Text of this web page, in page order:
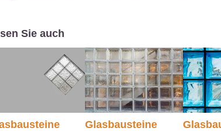
Sie auch
Glasbausteine